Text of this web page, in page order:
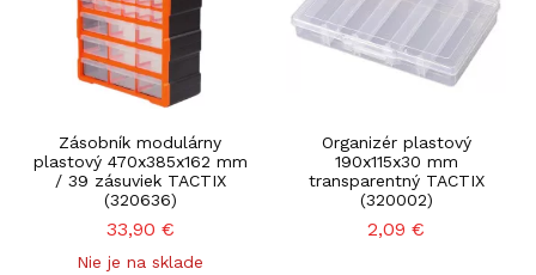
Zásobník modulárny
plastový 470x385x162 mm
/ 39 zásuviek TACTIX
(320636)
33,90 €
Nie je na sklade
Organizér plastový
190x115x30 mm
transparentný TACTIX
(320002)
2,09 €